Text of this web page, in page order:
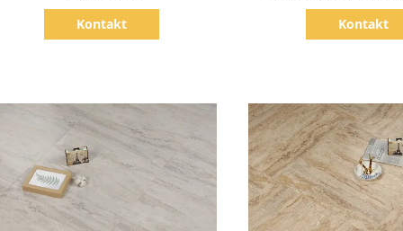
Kontakt
Luxus Vinyl
Kontakt